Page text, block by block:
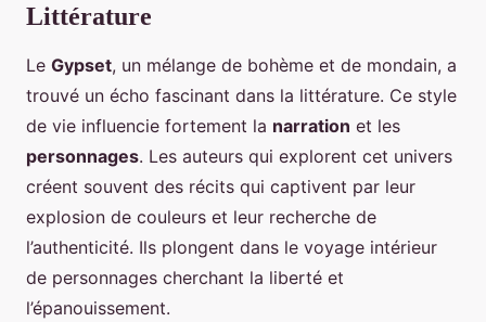
Littérature
Le Gypset, un mélange de bohème et de mondain, a
trouvé un écho fascinant dans la littérature. Ce style
de vie influencie fortement la narration et les
personnages. Les auteurs qui explorent cet univers
créent souvent des récits qui captivent par leur
explosion de couleurs et leur recherche de
l’authenticité. Ils plongent dans le voyage intérieur
de personnages cherchant la liberté et
l’épanouissement.